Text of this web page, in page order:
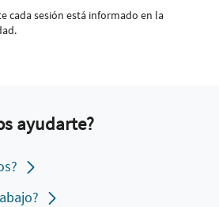
cada sesión está informado en la
ayudarte?